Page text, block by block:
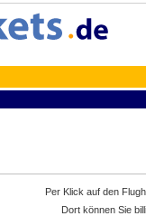
Per Klick auf den
Dort können Sie